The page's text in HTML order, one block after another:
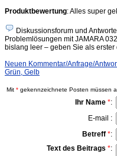
Produktbewertung: Alles super
Diskussionsforum und
Problemlösungen mit JAMARA
bislang leer – geben Sie als
Neuen Kommentar/Anfrage/
Grün, Gelb
Mit * gekennzeichnete Posten müssen
Ihr Name *:
E-mail :
Betreff *:
Text des Beitrags *: